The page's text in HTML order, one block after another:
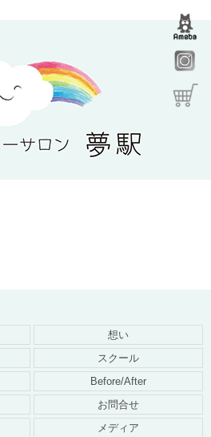
想い
スクール
Before/After
お問合せ
メディア